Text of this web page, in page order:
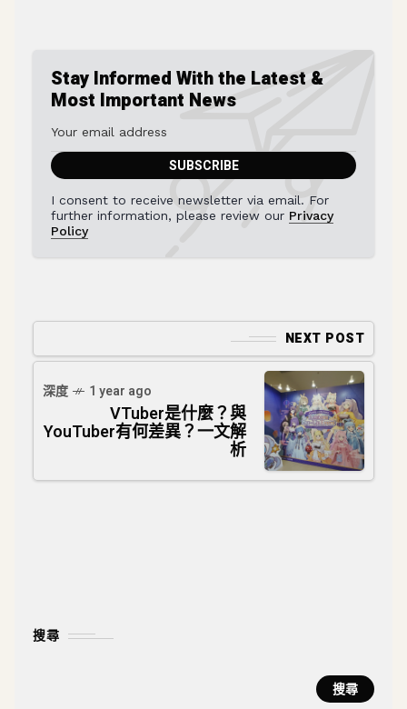
Stay Informed With the Latest &
Most Important News
I consent to receive newsletter via email. For
further information, please review our Privacy
Policy
NEXT POST
深度 1 year ago
VTuber是什麼？與
YouTuber有何差異？一文解
析
搜尋
搜尋